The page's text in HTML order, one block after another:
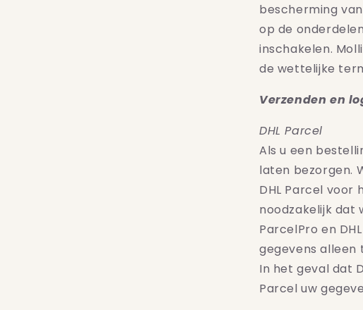
bescherming
op de
inschakelen.
de wettelijke
Verzenden en
DHL Parcel
Als u een
laten bezorgen.
DHL Parcel voor
noodzakelijk dat
ParcelPro en
gegevens alleen
In het geval dat
Parcel uw